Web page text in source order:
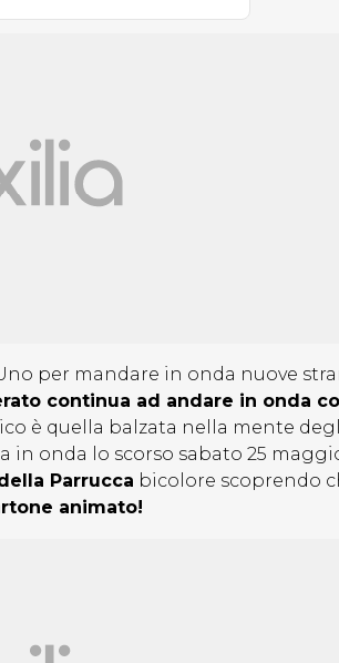
per mandare in onda nuove
continua ad andare in onda
è quella balzata nella mente
onda lo scorso sabato 25
Parrucca bicolore scoprendo
animato!